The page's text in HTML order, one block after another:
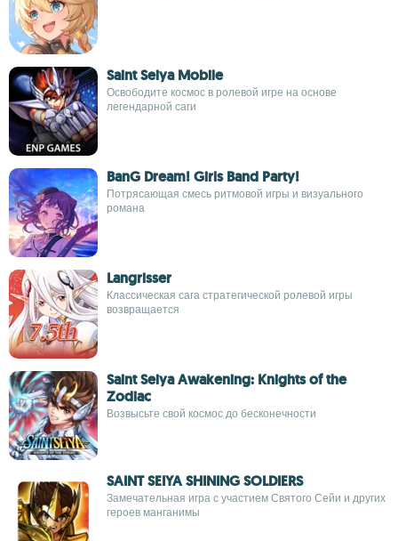
Saint Seiya Mobile
Освободите космос в ролевой игре на основе
легендарной саги
BanG Dream! Girls Band Party!
Потрясающая смесь ритмовой игры и визуального
романа
Langrisser
Классическая сага стратегической ролевой игры
возвращается
Saint Seiya Awakening: Knights of the
Zodiac
Возвысьте свой космос до бесконечности
SAINT SEIYA SHINING SOLDIERS
Замечательная игра с участием Святого Сейи и других
героев манганимы